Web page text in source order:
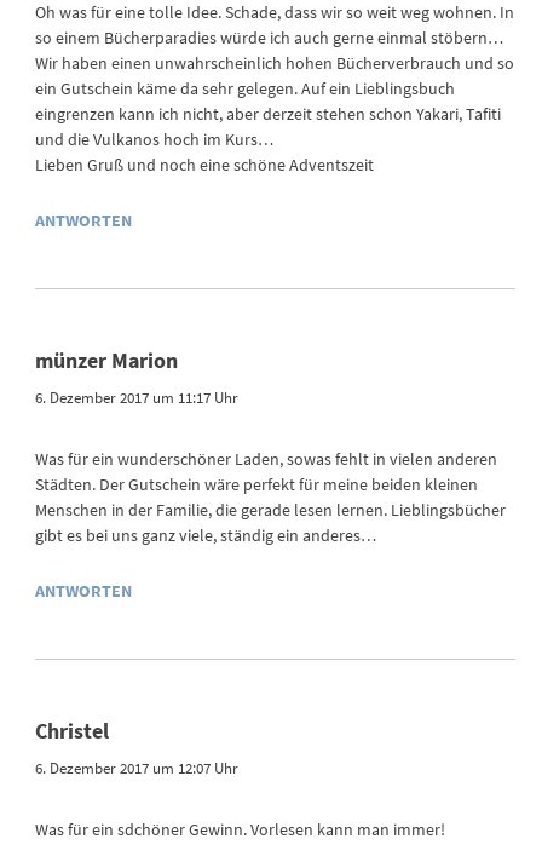
Oh was für eine tolle Idee. Schade, dass wir so weit weg wohnen. In
so einem Bücherparadies würde ich auch gerne einmal stöbern…
Wir haben einen unwahrscheinlich hohen Bücherverbrauch und so
ein Gutschein käme da sehr gelegen. Auf ein Lieblingsbuch
eingrenzen kann ich nicht, aber derzeit stehen schon Yakari, Tafiti
und die Vulkanos hoch im Kurs…
Lieben Gruß und noch eine schöne Adventszeit
ANTWORTEN
münzer Marion
6. Dezember 2017 um 11:17 Uhr
Was für ein wunderschöner Laden, sowas fehlt in vielen anderen
Städten. Der Gutschein wäre perfekt für meine beiden kleinen
Menschen in der Familie, die gerade lesen lernen. Lieblingsbücher
gibt es bei uns ganz viele, ständig ein anderes…
ANTWORTEN
Christel
6. Dezember 2017 um 12:07 Uhr
Was für ein sdchöner Gewinn. Vorlesen kann man immer!